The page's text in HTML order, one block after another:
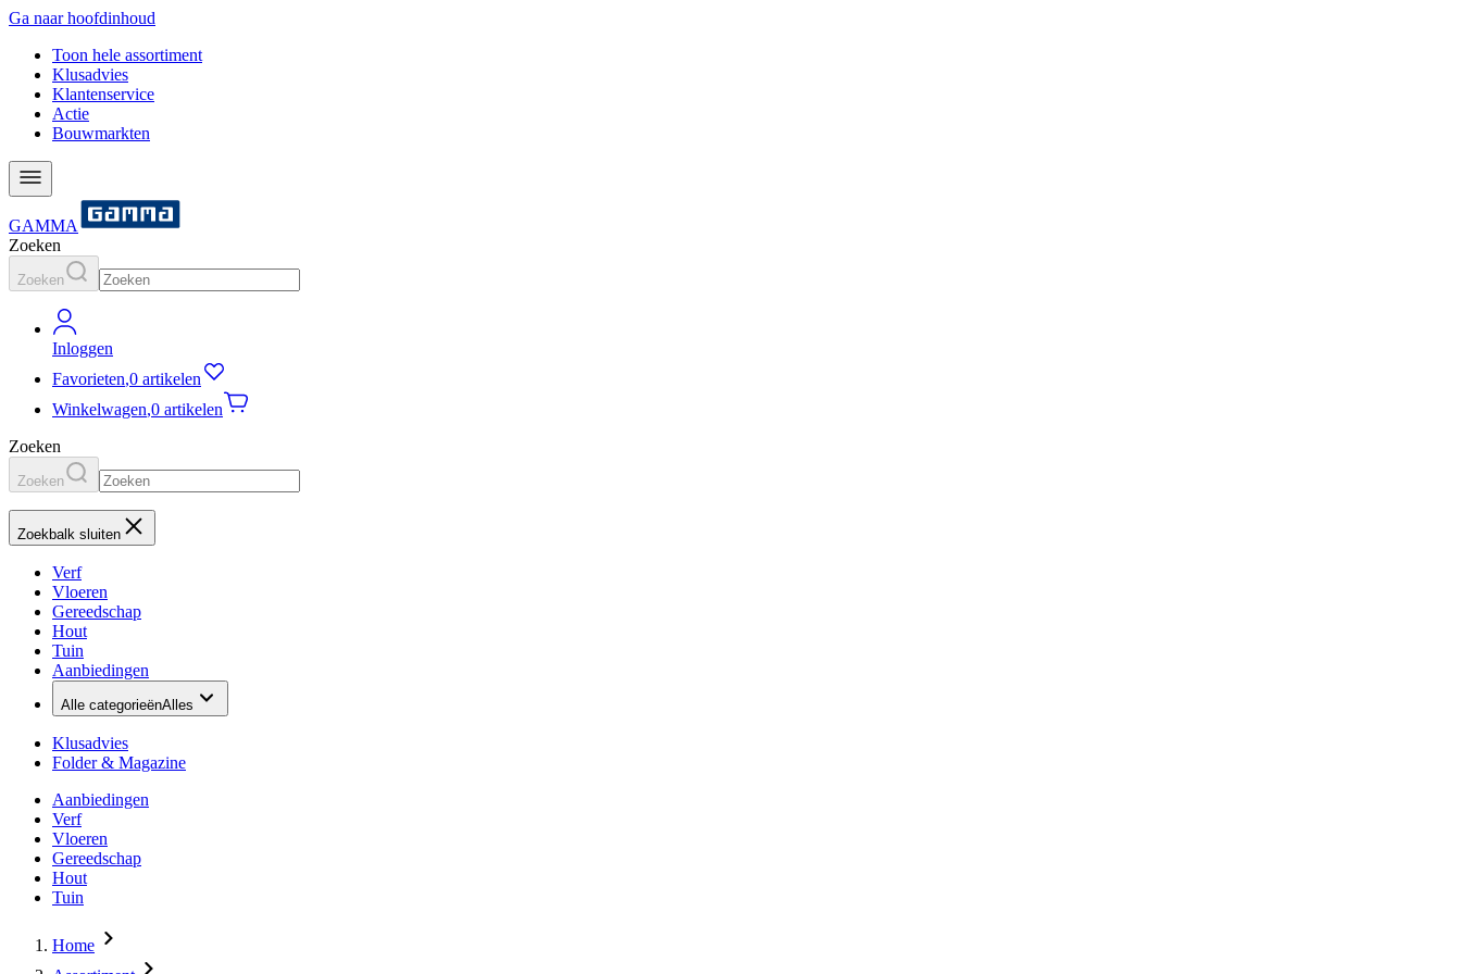
Ga naar hoofdinhoud
Toon hele assortiment
Klusadvies
Klantenservice
Actie
Bouwmarkten
GAMMA
Zoeken
Zoeken
Inloggen
Favorieten,0 artikelen
Winkelwagen,0 artikelen
Zoeken
Zoeken
Zoekbalk sluiten
Verf
Vloeren
Gereedschap
Hout
Tuin
Aanbiedingen
Alle categorieënAlles
Klusadvies
Folder & Magazine
Aanbiedingen
Verf
Vloeren
Gereedschap
Hout
Tuin
Home